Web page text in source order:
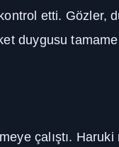
etti. Gözler,
duygusu
çalıştı.